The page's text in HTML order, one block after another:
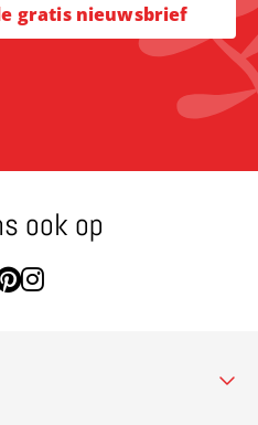
gratis nieuwsbrief
ook op
naar Facebook
Ga naar Pinterest
Ga naar Instagram